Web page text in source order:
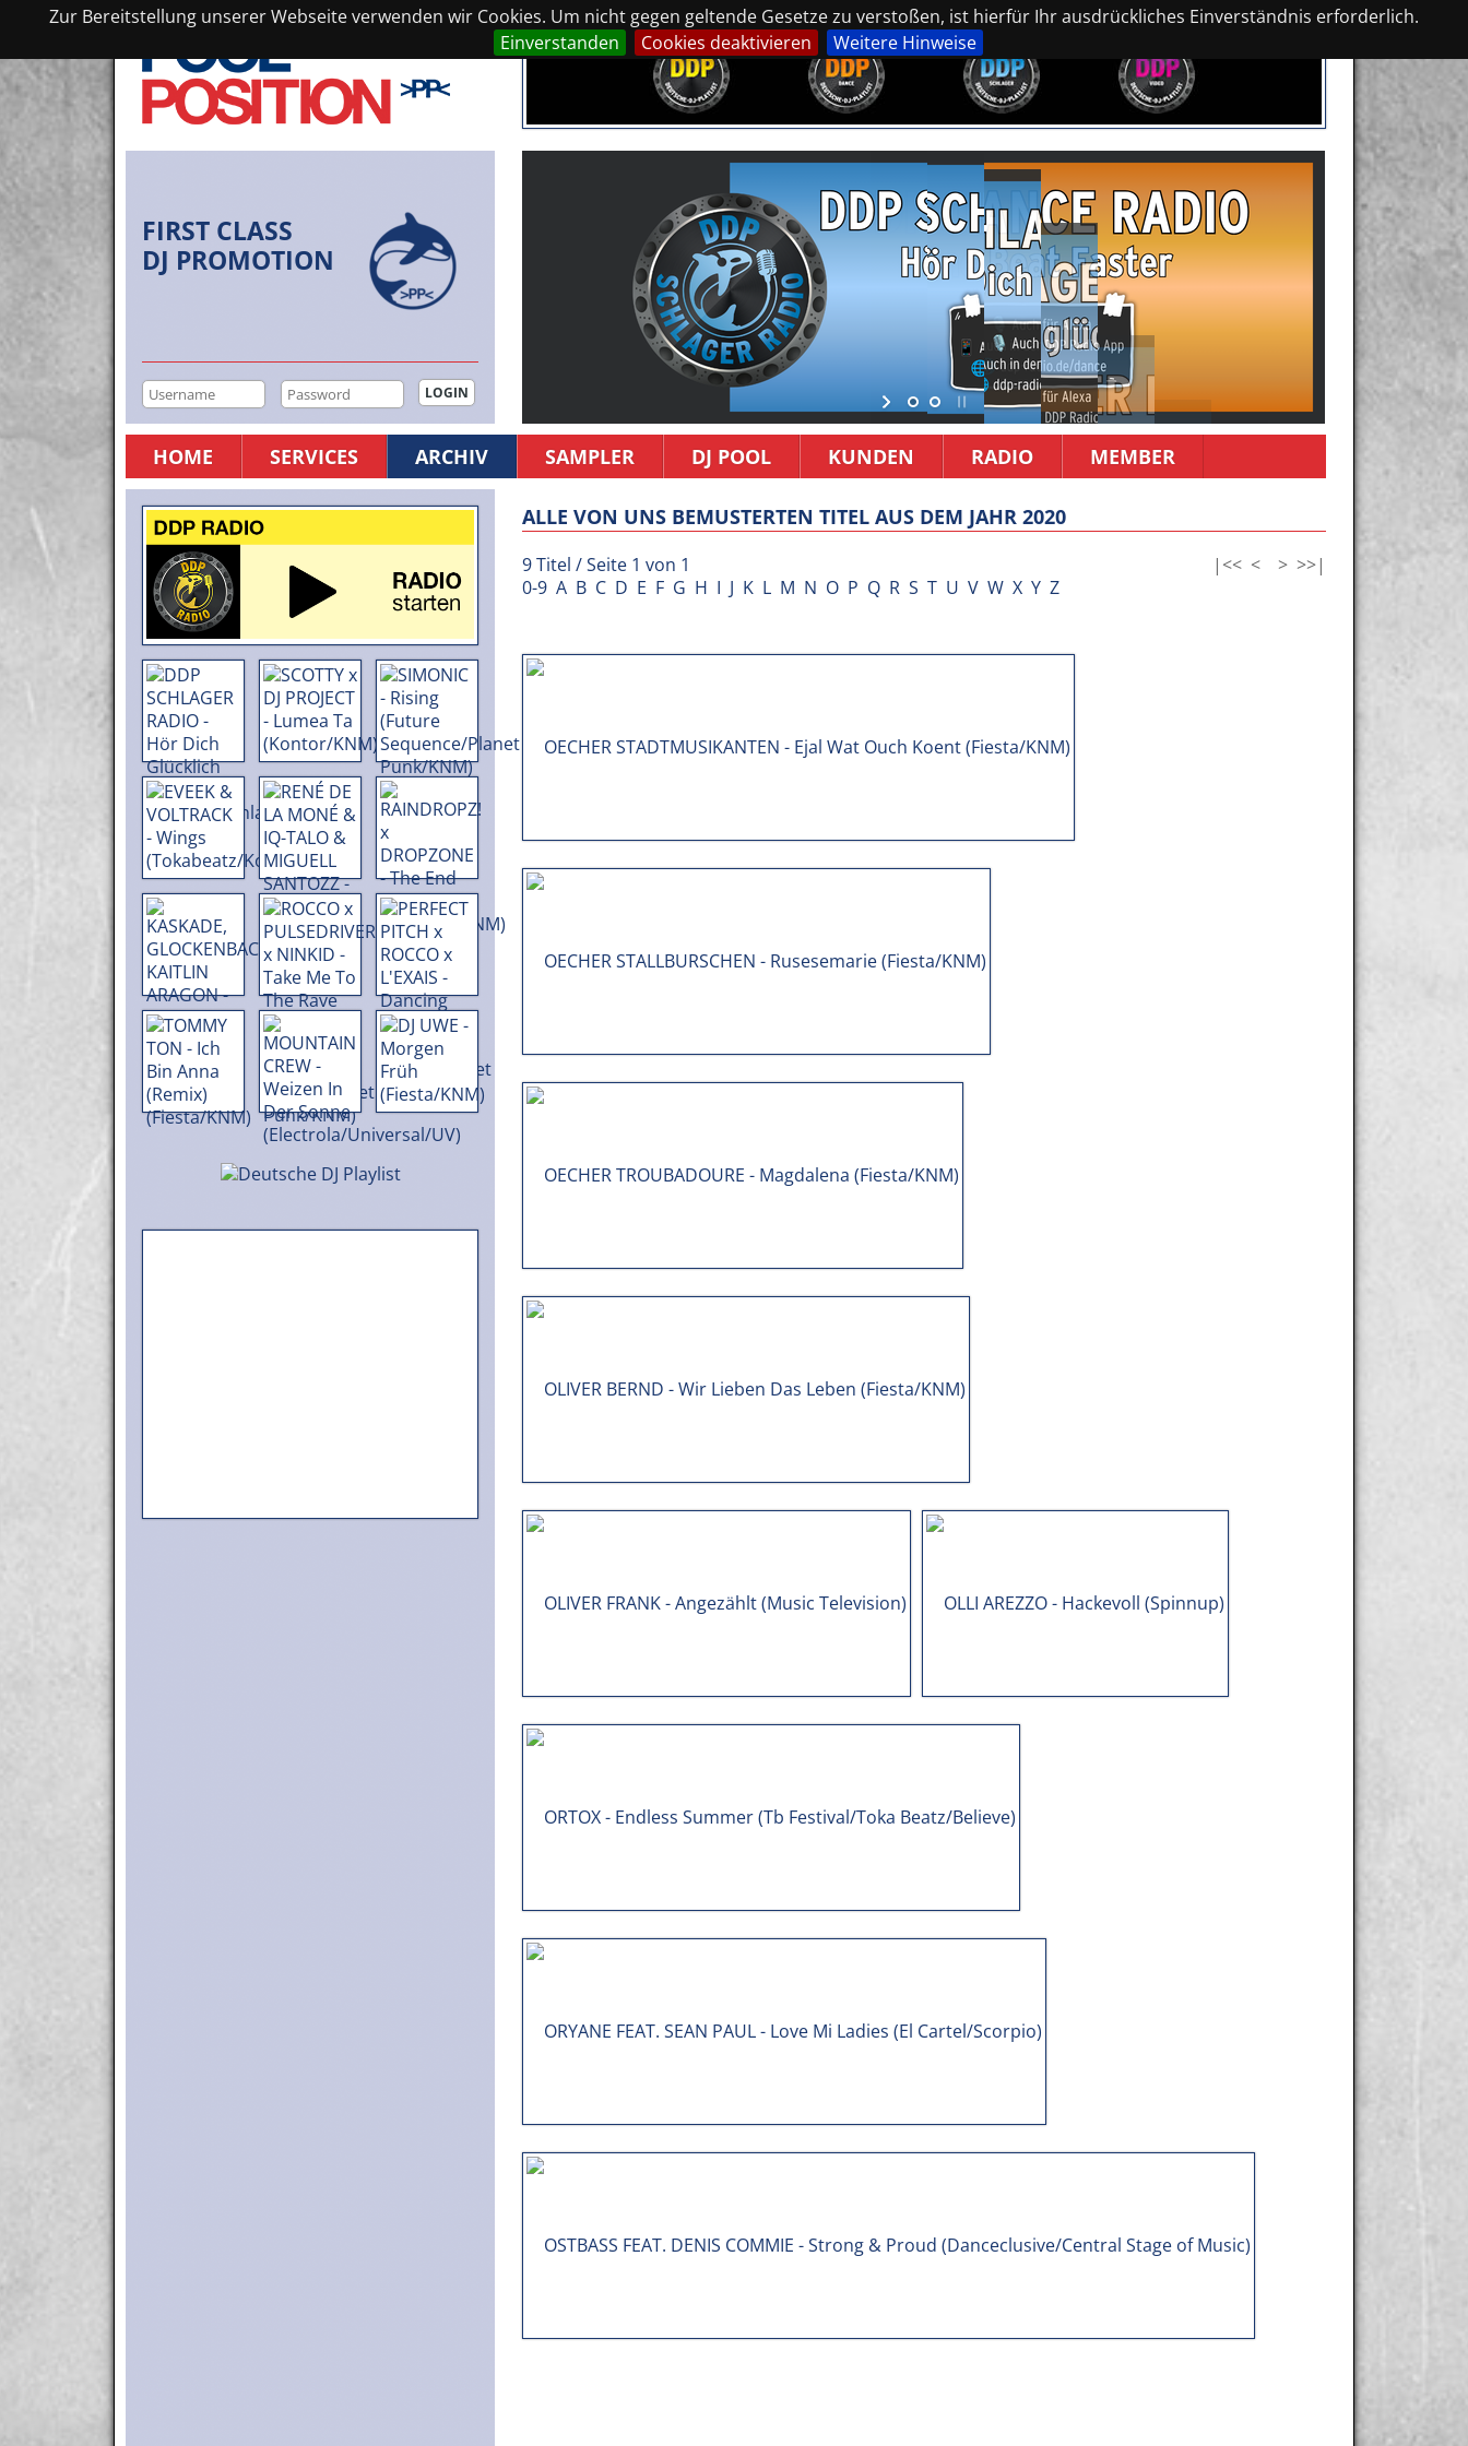
Zur Bereitstellung unserer Webseite verwenden wir Cookies. Um nicht gegen geltende Gesetze zu verstoßen, ist hierfür Ihr ausdrückliches Einverständnis erforderlich.
Einverstanden
Cookies deaktivieren Weitere Hinweise
FIRST CLASS
DJ PROMOTION
HOME SERVICES ARCHIV SAMPLER DJ POOL KUNDEN RADIO MEMBER
ALLE VON UNS BEMUSTERTEN TITEL AUS DEM JAHR 2020
9 Titel / Seite 1 von 1 |<< < > >>|
0-9 A B C D E F G H I J K L M N O P Q R S T U V W X Y Z